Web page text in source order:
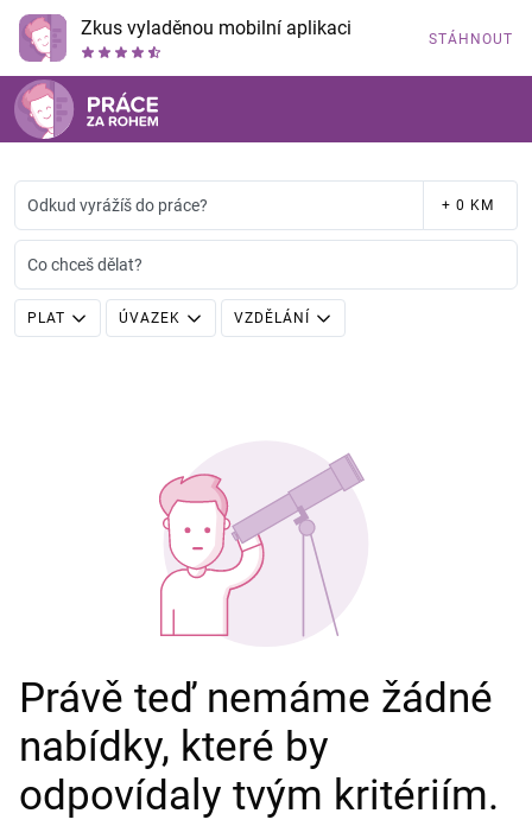
Zkus vyladěnou mobilní aplikaci STÁHNOUT
Odkud vyrážíš do práce? + 0 KM
Co chceš dělat?
PLAT ÚVAZEK VZDĚLÁNÍ
Právě teď nemáme žádné
nabídky, které by
odpovídaly tvým kritériím.